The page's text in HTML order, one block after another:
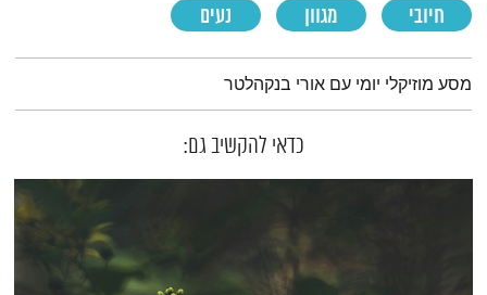
חיובי מגוון נעים
תמצית הפודקאסט
מסע מוזיקלי יומי עם אורי בנקהלטר
כדאי להקשיב גם: